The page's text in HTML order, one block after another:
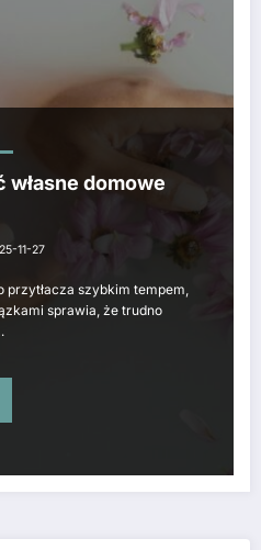
domowe
11-27
przytłacza szybkim tempem,
sprawia, że trudno